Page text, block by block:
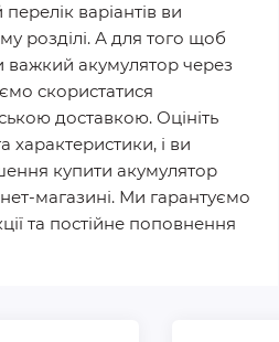
варіантів ви
розділі. А для того щоб
важкий акумулятор через
скористатися
доставкою. Оцініть
характеристики, і ви
купити акумулятор
магазині. Ми гарантуємо
та постійне поповнення